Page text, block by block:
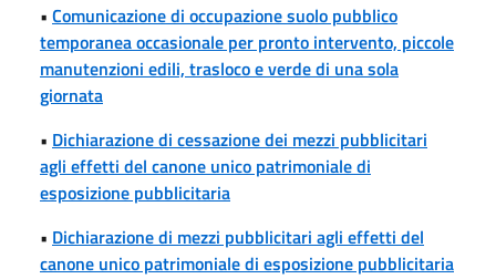
• Comunicazione di occupazione suolo pubblico
temporanea occasionale per pronto intervento, piccole
manutenzioni edili, trasloco e verde di una sola
giornata
• Dichiarazione di cessazione dei mezzi pubblicitari
agli effetti del canone unico patrimoniale di
esposizione pubblicitaria
• Dichiarazione di mezzi pubblicitari agli effetti del
canone unico patrimoniale di esposizione pubblicitaria